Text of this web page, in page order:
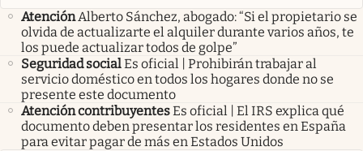
AtenciónAlberto Sánchez, abogado: “Si el propietario se
olvida de actualizarte el alquiler durante varios años, te
los puede actualizar todos de golpe”
Seguridad socialEs oficial | Prohibirán trabajar al
servicio doméstico en todos los hogares donde no se
presente este documento
Atención contribuyentesEs oficial | El IRS explica qué
documento deben presentar los residentes en España
para evitar pagar de más en Estados Unidos